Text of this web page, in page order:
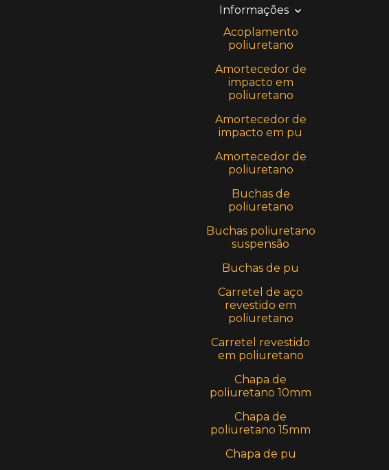
Informações
Acoplamento
poliuretano
Amortecedor de
impacto em
poliuretano
Amortecedor de
impacto em pu
Amortecedor de
poliuretano
Buchas de
poliuretano
Buchas poliuretano
suspensão
Buchas de pu
Carretel de aço
revestido em
poliuretano
Carretel revestido
em poliuretano
Chapa de
poliuretano 10mm
Chapa de
poliuretano 15mm
Chapa de pu